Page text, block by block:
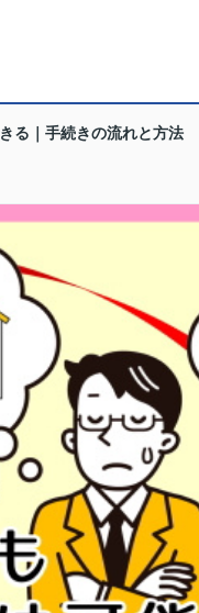
る｜手続きの流れと方法